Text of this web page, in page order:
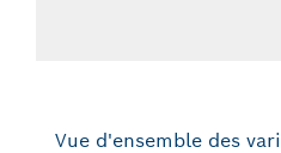
Vue d'ensemble des